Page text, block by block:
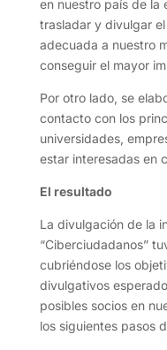
en nuestro país de la
trasladar y divulgar
adecuada a nuestro
conseguir el mayor
Por otro lado, se
contacto con los
universidades,
estar interesadas en
El resultado
La divulgación de la
“Ciberciudadanos”
cubriéndose los
divulgativos
posibles socios en
los siguientes pasos